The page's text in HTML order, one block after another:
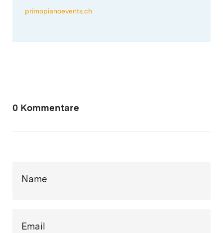
primopianoevents.ch
0 Kommentare
Name
Email